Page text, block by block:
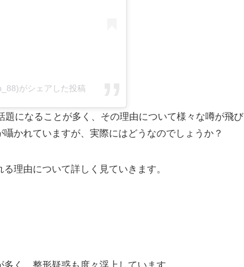
がシェアした投稿
になることが多く、その理由について様々な噂が飛び
かれていますが、実際にはどうなのでしょうか？
理由について詳しく見ていきます。